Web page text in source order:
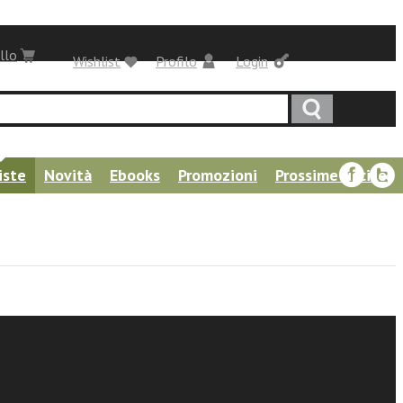
Login
Profilo
Wishlist
Novità Ebooks Promozioni
Prossime uscite